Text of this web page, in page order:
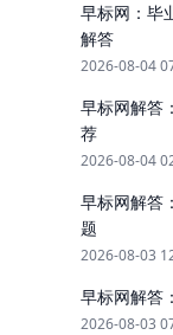
早标网：毕
解答
2026-08-04
早标网解答
荐
2026-08-04
早标网解答
题
2026-08-03
早标网解答
2026-08-03